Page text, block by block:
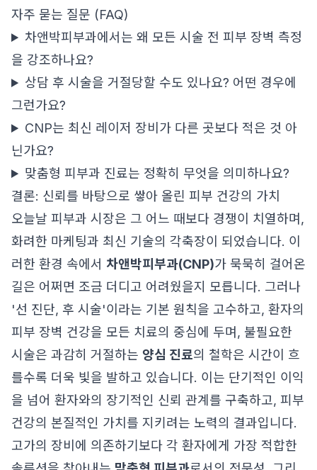
자주 묻는 질문 (FAQ)
차앤박피부과에서는 왜 모든 시술 전 피부 장벽 측정
을 강조하나요?
상담 후 시술을 거절당할 수도 있나요? 어떤 경우에
그런가요?
CNP는 최신 레이저 장비가 다른 곳보다 적은 것 아
닌가요?
맞춤형 피부과 진료는 정확히 무엇을 의미하나요?
결론: 신뢰를 바탕으로 쌓아 올린 피부 건강의 가치
오늘날 피부과 시장은 그 어느 때보다 경쟁이 치열하며,
화려한 마케팅과 최신 기술의 각축장이 되었습니다. 이
러한 환경 속에서 차앤박피부과(CNP)가 묵묵히 걸어온
길은 어쩌면 조금 더디고 어려웠을지 모릅니다. 그러나
'선 진단, 후 시술'이라는 기본 원칙을 고수하고, 환자의
피부 장벽 건강을 모든 치료의 중심에 두며, 불필요한
시술은 과감히 거절하는 양심 진료의 철학은 시간이 흐
를수록 더욱 빛을 발하고 있습니다. 이는 단기적인 이익
을 넘어 환자와의 장기적인 신뢰 관계를 구축하고, 피부
건강의 본질적인 가치를 지키려는 노력의 결과입니다.
고가의 장비에 의존하기보다 각 환자에게 가장 적합한